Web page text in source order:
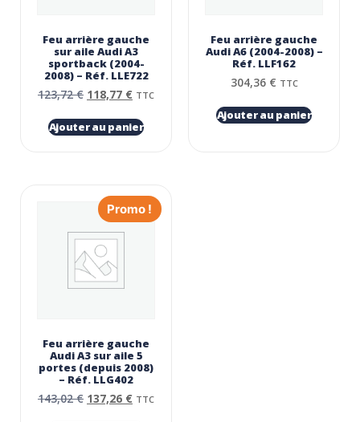
Feu arrière gauche
sur aile Audi A3
sportback (2004-
2008) – Réf. LLE722
123,72€ 118,77 € TTC
Ajouter au panier
Feu arrière gauche
Audi A6 (2004-2008) –
Réf. LLF162
304,36 € TTC
Ajouter au panier
Promo !
Feu arrière gauche
Audi A3 sur aile 5
portes (depuis 2008)
– Réf. LLG402
143,02€ 137,26 € TTC